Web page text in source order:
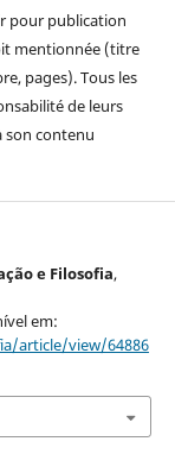
pour publication
mentionnée (titre
pages). Tous les
de leurs
son contenu
e Filosofia,
em:
article/view/64886